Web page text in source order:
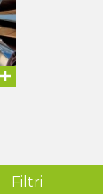
Filtri